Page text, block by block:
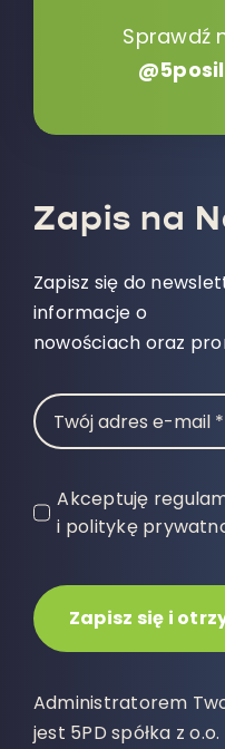
Sprawdź
Zapis na
Zapisz się do
informacje o
nowościach oraz
Akceptuję
i politykę
Zapisz się i
Administratorem
jest 5PD spółka z